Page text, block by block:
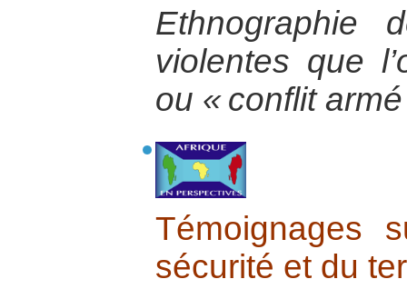
Ethnographie
violentes que
ou « conflit
Témoignages
sécurité et du